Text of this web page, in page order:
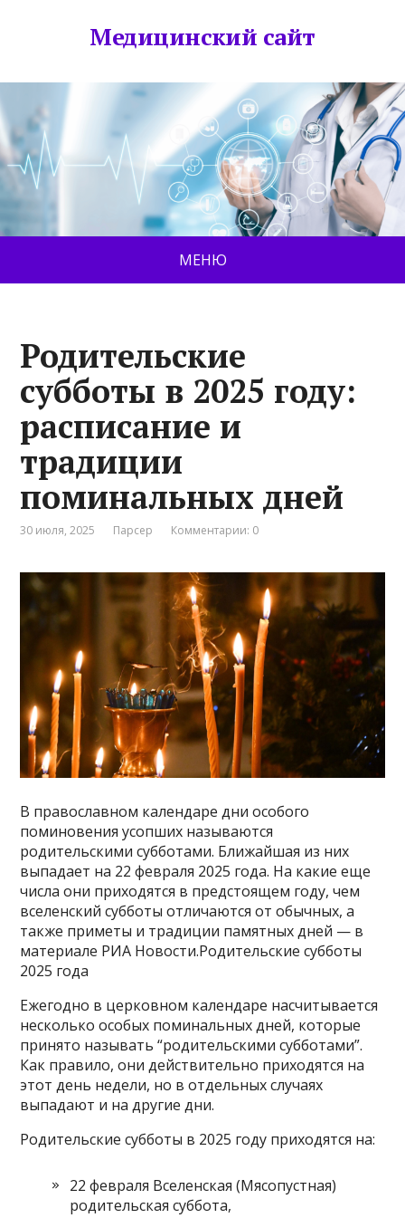
Медицинский сайт
МЕНЮ
Родительские
субботы в 2025 году:
расписание и
традиции
поминальных дней
30 июля, 2025 Парсер Комментарии: 0
В православном календаре дни особого
поминовения усопших называются
родительскими субботами. Ближайшая из них
выпадает на 22 февраля 2025 года. На какие еще
числа они приходятся в предстоящем году, чем
вселенский субботы отличаются от обычных, а
также приметы и традиции памятных дней — в
материале РИА Новости.Родительские субботы
2025 года
Ежегодно в церковном календаре насчитывается
несколько особых поминальных дней, которые
принято называть “родительскими субботами”.
Как правило, они действительно приходятся на
этот день недели, но в отдельных случаях
выпадают и на другие дни.
Родительские субботы в 2025 году приходятся на:
22 февраля Вселенская (Мясопустная)
родительская суббота,